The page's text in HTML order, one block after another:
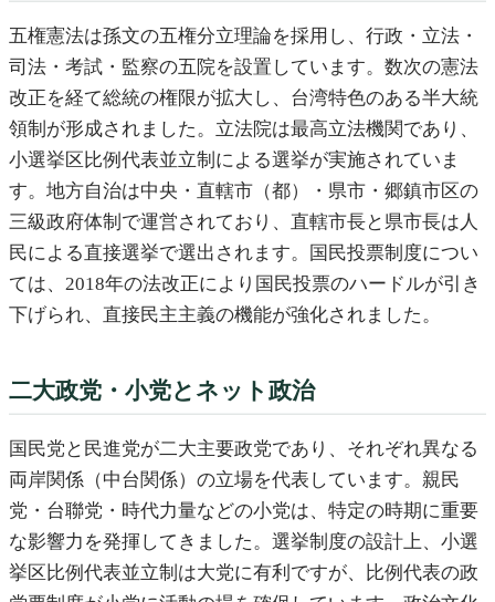
五権憲法は孫文の五権分立理論を採用し、行政・立法・
司法・考試・監察の五院を設置しています。数次の憲法
改正を経て総統の権限が拡大し、台湾特色のある半大統
領制が形成されました。立法院は最高立法機関であり、
小選挙区比例代表並立制による選挙が実施されていま
す。地方自治は中央・直轄市（都）・県市・郷鎮市区の
三級政府体制で運営されており、直轄市長と県市長は人
民による直接選挙で選出されます。国民投票制度につい
ては、2018年の法改正により国民投票のハードルが引き
下げられ、直接民主主義の機能が強化されました。
二大政党・小党とネット政治
国民党と民進党が二大主要政党であり、それぞれ異なる
両岸関係（中台関係）の立場を代表しています。親民
党・台聯党・時代力量などの小党は、特定の時期に重要
な影響力を発揮してきました。選挙制度の設計上、小選
挙区比例代表並立制は大党に有利ですが、比例代表の政